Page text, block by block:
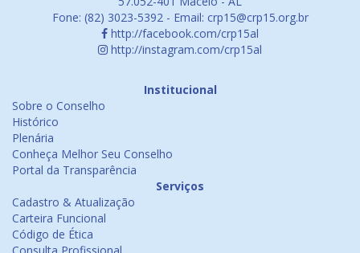
Fone: (82) 3023-5392 - Email: crp15@crp15.org.br
http://facebook.com/crp15al
http://instagram.com/crp15al
Institucional
Sobre o Conselho
Histórico
Plenária
Conheça Melhor Seu Conselho
Portal da Transparência
Serviços
Cadastro & Atualização
Carteira Funcional
Código de Ética